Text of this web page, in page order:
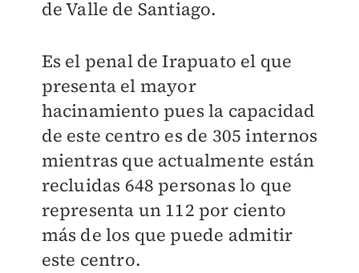
de Valle de Santiago.
Es el penal de Irapuato el que
presenta el mayor
hacinamiento pues la capacidad
de este centro es de 305 internos
mientras que actualmente están
recluidas 648 personas lo que
representa un 112 por ciento
más de los que puede admitir
este centro.